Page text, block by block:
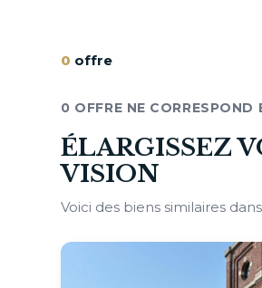
0 offre
0 OFFRE NE CORRESPOND
ÉLARGISSEZ
VISION
Voici des biens similaires